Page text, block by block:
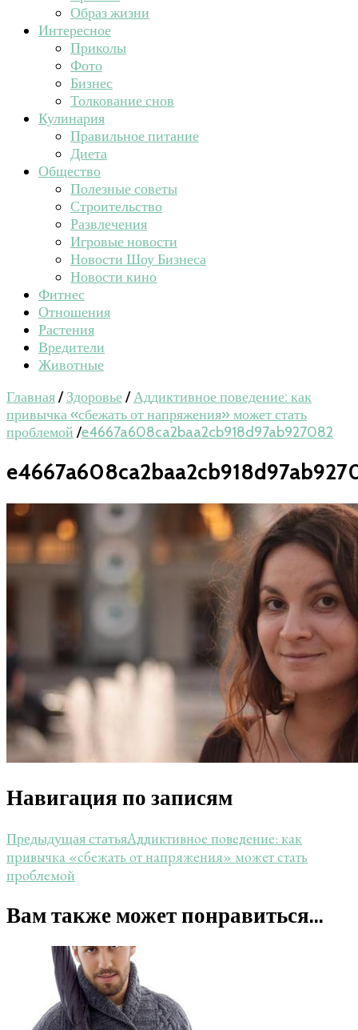
Образ жизни
Интересное
Приколы
Фото
Бизнес
Толкование снов
Кулинария
Правильное питание
Диета
Общество
Полезные советы
Строительство
Развлечения
Игровые новости
Новости Шоу Бизнеса
Новости кино
Фитнес
Отношения
Растения
Вредители
Животные
Главная/ Здоровье/Аддиктивное поведение: как
привычка «сбежать от напряжения» может стать
проблемой /e4667a608ca2baa2cb918d97ab927082
Навигация по записям
Предыдущая статьяАддиктивное поведение: как
привычка «сбежать от напряжения» может стать
проблемой
Вам также может понравиться...